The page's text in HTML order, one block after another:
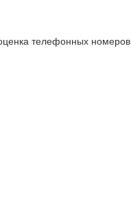
телефонных номеров